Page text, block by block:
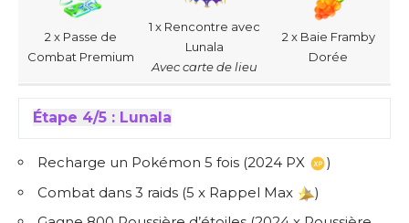
2 x Passe de
Combat Premium
1 x Rencontre avec
Lunala
Avec carte de lieu
2 x Baie Framby
Dorée
Étape 4/5 : Lunala
Recharge un Pokémon 5 fois (2024 PX
)
Combat dans 3 raids (5 x Rappel Max
)